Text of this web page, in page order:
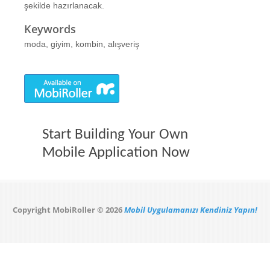
şekilde hazırlanacak.
Keywords
moda, giyim, kombin, alışveriş
Start Building Your Own
Mobile Application Now
Copyright MobiRoller © 2026Mobil Uygulamanızı Kendiniz Yapın!